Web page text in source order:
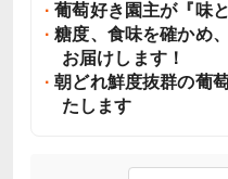
葡萄好き園主が『味
糖度、食味を確かめ
お届けします！
朝どれ鮮度抜群の葡
たします